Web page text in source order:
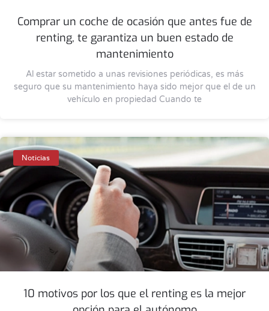
Comprar un coche de ocasión que antes fue de
renting, te garantiza un buen estado de
mantenimiento
Al estar sometido a unas revisiones periódicas, es más
seguro que su mantenimiento haya sido mejor que el de un
vehículo en propiedad Cuando te
Noticias
10 motivos por los que el renting es la mejor